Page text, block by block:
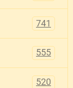
741
555
520